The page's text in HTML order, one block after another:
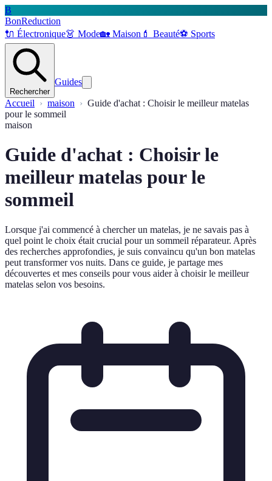
B
BonReduction
🔌 Électronique👗 Mode🏡 Maison 💄 Beauté⚽️ Sports
Rechercher
Guides
Accueil maison
Guide d'achat : Choisir le meilleur matelas
pour le sommeil
maison
Guide d'achat : Choisir le
meilleur matelas pour le
sommeil
Lorsque j'ai commencé à chercher un matelas, je ne savais pas à
quel point le choix était crucial pour un sommeil réparateur. Après
des recherches approfondies, je suis convaincu qu'un bon matelas
peut transformer vos nuits. Dans ce guide, je partage mes
découvertes et mes conseils pour vous aider à choisir le meilleur
matelas selon vos besoins.